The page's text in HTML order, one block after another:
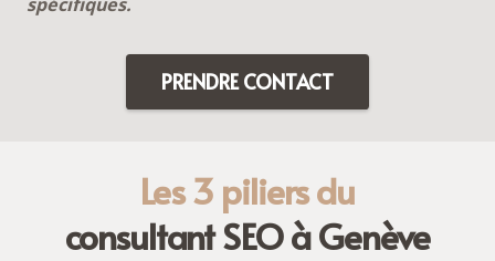
PRENDRE CONTACT
Les 3 piliers du
consultant SEO à Genève